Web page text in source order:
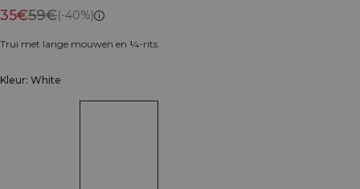
35€59€(-40%)
Trui met lange mouwen en ¼-rits.
Kleur: White